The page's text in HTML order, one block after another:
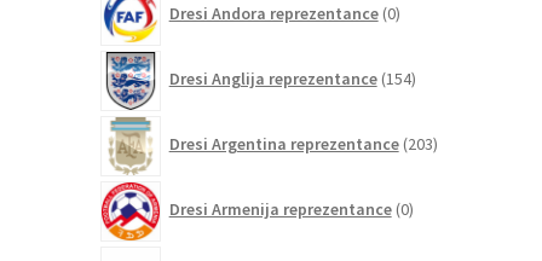
Dresi Andora reprezentance 0izdelkov
Dresi Anglija reprezentance 154izdelkov
Dresi Argentina reprezentance 203izdelki
Dresi Armenija reprezentance 0izdelkov